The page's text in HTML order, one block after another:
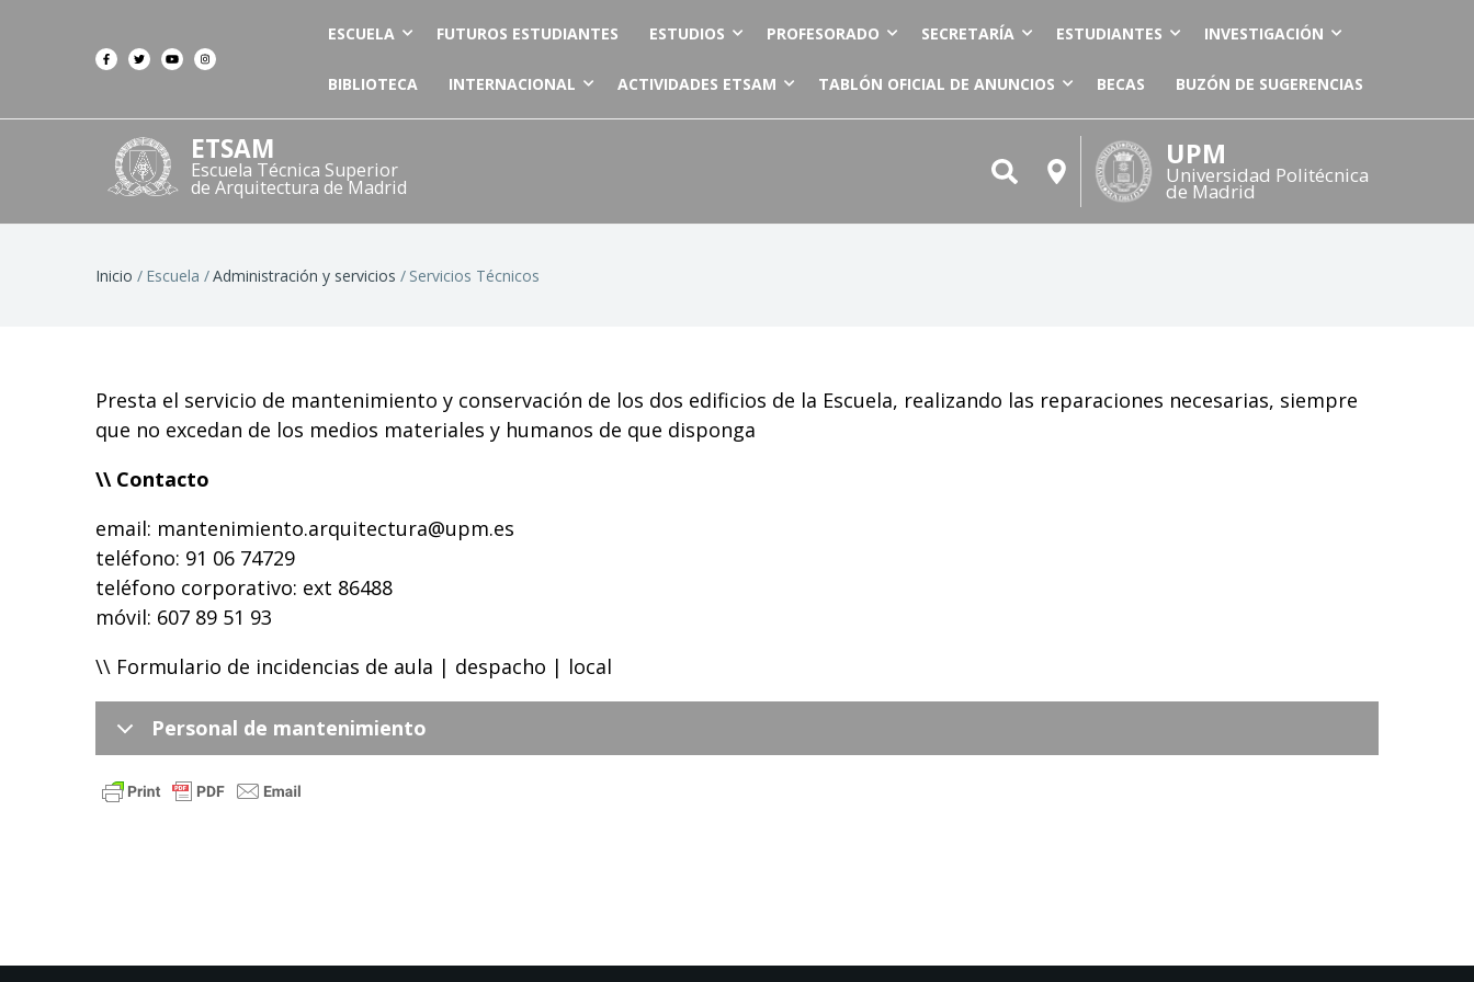
ESCUELA FUTUROS ESTUDIANTES ESTUDIOS PROFESORADO SECRETARÍA ESTUDIANTES INVESTIGACIÓN
BIBLIOTECA INTERNACIONAL ACTIVIDADES ETSAM TABLÓN OFICIAL DE ANUNCIOS BECAS BUZÓN DE SUGERENCIAS
ETSAM
Escuela Técnica Superior
de Arquitectura de Madrid
UPM
Universidad Politécnica
de Madrid
Ruta
Inicio Escuela Administración y servicios Servicios Técnicos
Presta el servicio de mantenimiento y conservación de los dos edificios de la Escuela, realizando las reparaciones necesarias, siempre
que no excedan de los medios materiales y humanos de que disponga
\\ Contacto
email: mantenimiento.arquitectura@upm.es
teléfono: 91 06 74729
teléfono corporativo: ext 86488
móvil: 607 89 51 93
\\ Formulario de incidencias de aula | despacho | local
Personal de mantenimiento